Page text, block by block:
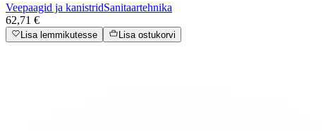
Veepaagid ja kanistridSanitaartehnika
62,71 €
Lisa lemmikutesse Lisa ostukorvi